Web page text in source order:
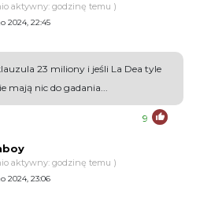
aktywny: godzinę temu )
2024, 22:45
23 miliony i jeśli La Dea tyle
mają nic do gadania...
9
aktywny: godzinę temu )
2024, 23:06